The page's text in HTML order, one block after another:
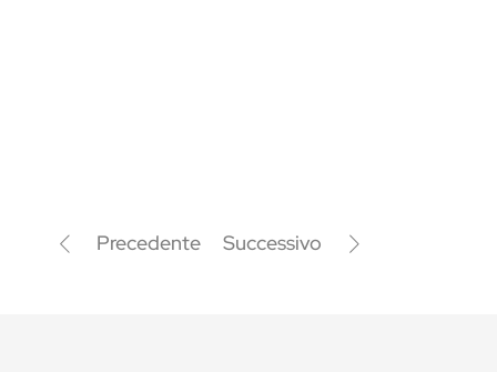
Precedente Successivo